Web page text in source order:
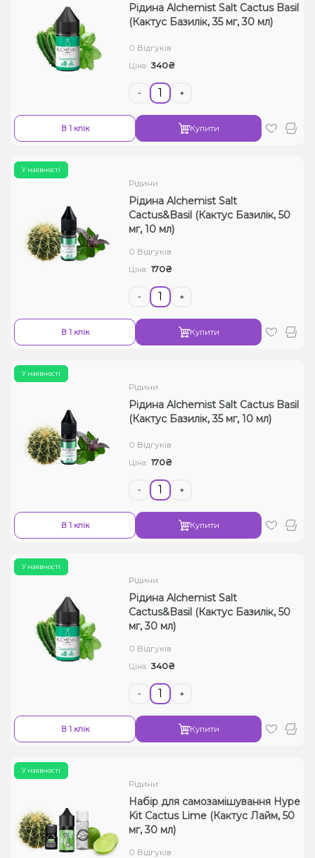
Рідина Alchemist Salt Cactus Basil
(Кактус Базилік, 35 мг, 30 мл)
0 Відгуків
Ціна: 340₴
- +
В 1 клік Купити
У наявності
Рідини
Рідина Alchemist Salt
Cactus&Basil (Кактус Базилік, 50
мг, 10 мл)
0 Відгуків
Ціна: 170₴
- +
В 1 клік Купити
У наявності
Рідини
Рідина Alchemist Salt Cactus Basil
(Кактус Базилік, 35 мг, 10 мл)
0 Відгуків
Ціна: 170₴
- +
В 1 клік Купити
У наявності
Рідини
Рідина Alchemist Salt
Cactus&Basil (Кактус Базилік, 50
мг, 30 мл)
0 Відгуків
Ціна: 340₴
- +
В 1 клік Купити
У наявності
Рідини
Набір для самозамішування Hype
Kit Cactus Lime (Кактус Лайм, 50
мг, 30 мл)
0 Відгуків